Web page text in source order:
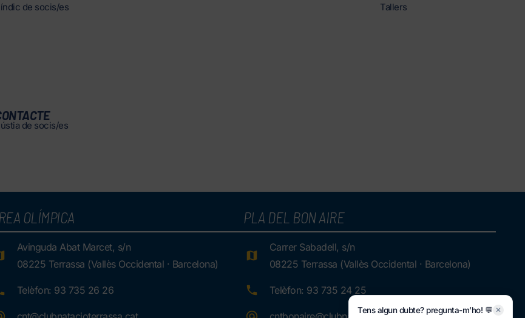
de socis/es
Tallers
de socis/es
OLÍMPICA
Avinguda Abat Marcet, s/n
08225 Terrassa (Vallès Occidental · Barcelona)
Telèfon: 93 735 26 26
PLA DEL BON AIRE
Carrer Sabadell, s/n
08225 Terrassa (Vallès Occidental · Barcelona)
Telèfon: 93 735 24 25
Tens algun dubte? pregunta-m’ho! 💬 ✕